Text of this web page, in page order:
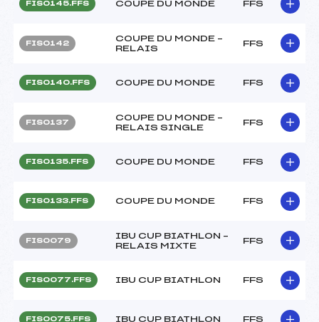
FIS0145.FFS COUPE DU MONDE FFS
FIS0142
COUPE DU MONDE –
RELAIS
FFS
FIS0140.FFS COUPE DU MONDE FFS
FIS0137
COUPE DU MONDE –
RELAIS SINGLE
FFS
FIS0135.FFS COUPE DU MONDE FFS
FIS0133.FFS COUPE DU MONDE FFS
FIS0079
IBU CUP BIATHLON –
RELAIS MIXTE
FFS
FIS0077.FFS IBU CUP BIATHLON FFS
FIS0075.FFS IBU CUP BIATHLON FFS